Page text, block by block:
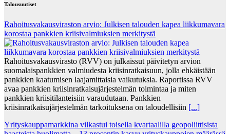
Talousuutiset
Rahoitusvakausviraston arvio: Julkisen talouden kapea liikkumavara
korostaa pankkien kriisivalmiuksien merkitystä
Rahoitusvakausvirasto (RVV) on julkaissut päivitetyn arvion
suomalaispankkien valmiudesta kriisinratkaisuun, jolla ehkäistään
pankkien kaatumisen laajamittaisia vaikutuksia. Raportissa RVV
avaa pankkien kriisinratkaisujärjestelmän toimintaa ja miten
pankkien kriisitilanteisiin varaudutaan. Pankkien
kriisinratkaisujärjestelmän tarkoituksena on taloudellisiin [...]
Yrityskauppamarkkina vilkastui toisella kvartaalilla geopoliittisista